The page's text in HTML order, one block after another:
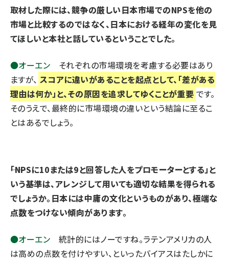
取材した際には、競争の厳しい日本市場でのNPSを他の
市場と比較するのではなく、日本における経年の変化を見
てほしいと本社と話しているということでした。
●オーエン それぞれの市場環境を考慮する必要はあり
ますが、 スコアに違いがあることを起点として、「差がある
理由は何か」と、その原因を追求してゆくことが重要 です。
そのうえで、最終的に市場環境の違いという結論に至るこ
とはあるでしょう。
――「NPSに10または9と回答した人をプロモーターとする」と
いう基準は、アレンジして用いても適切な結果を得られる
でしょうか。日本には中庸の文化というものがあり、極端な
点数をつけない傾向があります。
●オーエン 統計的にはノーですね。ラテンアメリカの人
は高めの点数を付けやすい、といったバイアスはたしかに